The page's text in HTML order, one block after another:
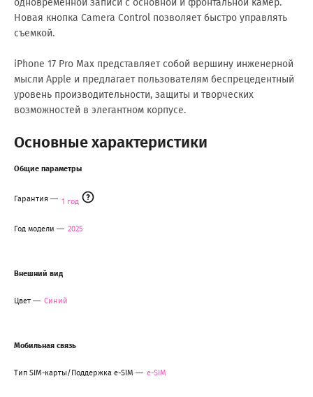
Новая кнопка Camera Control позволяет быстро управлять
съемкой.
iPhone 17 Pro Max представляет собой вершину инженерной
мысли Apple и предлагает пользователям беспрецедентный
уровень производительности, защиты и творческих
возможностей в элегантном корпусе.
Основные характеристики
Общие параметры
Гарантия 1 год
Год модели 2025
Внешний вид
Цвет Синий
Мобильная связь
Тип SIM-карты/Поддержка e-SIM e-SIM